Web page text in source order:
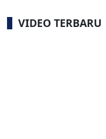
VIDEO TERBARU